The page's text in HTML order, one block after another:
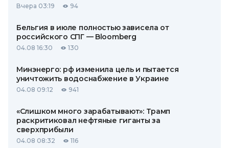
Вчера 03:19 94
Бельгия в июле полностью зависела от
российского СПГ — Bloomberg
04.08 16:30 130
Минэнерго: рф изменила цель и пытается
уничтожить водоснабжение в Украине
04.08 09:12 941
«Слишком много зарабатывают»: Трамп
раскритиковал нефтяные гиганты за
сверхприбыли
04.08 08:32 116